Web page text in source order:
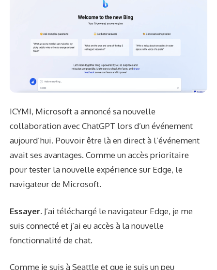
ICYMI, Microsoft a annoncé sa nouvelle
collaboration avec ChatGPT lors d’un événement
aujourd’hui. Pouvoir être là en direct à l’événement
avait ses avantages. Comme un accès prioritaire
pour tester la nouvelle expérience sur Edge, le
navigateur de Microsoft.
Essayer. J’ai téléchargé le navigateur Edge, je me
suis connecté et j’ai eu accès à la nouvelle
fonctionnalité de chat.
Comme je suis à Seattle et que je suis un peu